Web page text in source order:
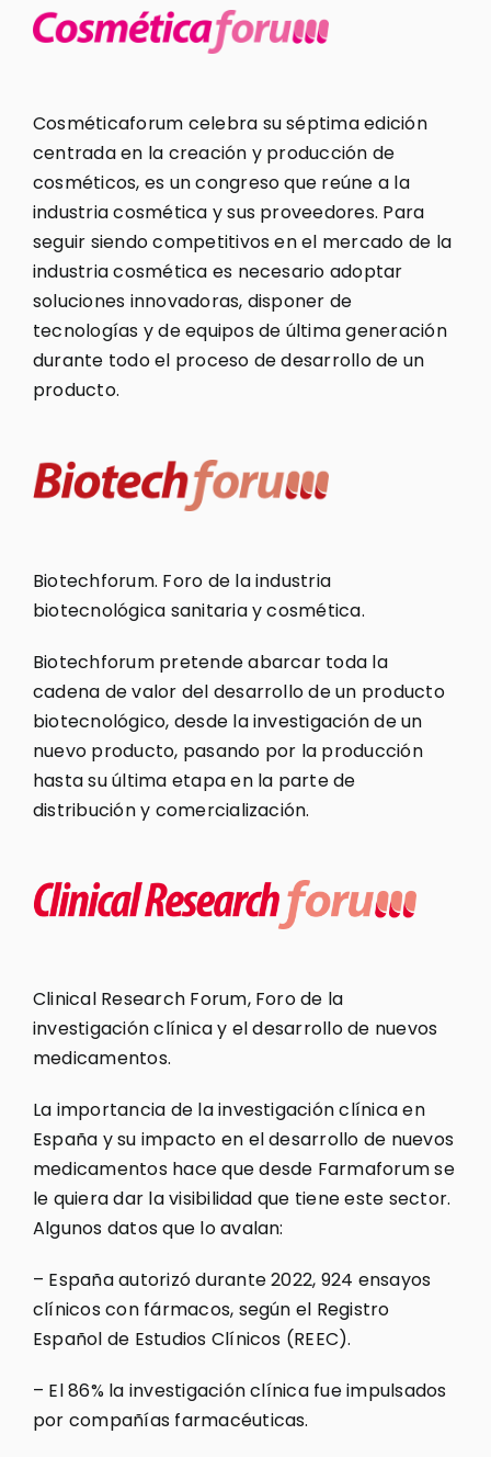
Cosméticaforum celebra su séptima edición
centrada en la creación y producción de
cosméticos, es un congreso que reúne a la
industria cosmética y sus proveedores. Para
seguir siendo competitivos en el mercado de la
industria cosmética es necesario adoptar
soluciones innovadoras, disponer de
tecnologías y de equipos de última generación
durante todo el proceso de desarrollo de un
producto.
Biotechforum. Foro de la industria
biotecnológica sanitaria y cosmética.
Biotechforum pretende abarcar toda la
cadena de valor del desarrollo de un producto
biotecnológico, desde la investigación de un
nuevo producto, pasando por la producción
hasta su última etapa en la parte de
distribución y comercialización.
Clinical Research Forum, Foro de la
investigación clínica y el desarrollo de nuevos
medicamentos.
La importancia de la investigación clínica en
España y su impacto en el desarrollo de nuevos
medicamentos hace que desde Farmaforum se
le quiera dar la visibilidad que tiene este sector.
Algunos datos que lo avalan:
– España autorizó durante 2022, 924 ensayos
clínicos con fármacos, según el Registro
Español de Estudios Clínicos (REEC).
– El 86% la investigación clínica fue impulsados
por compañías farmacéuticas.